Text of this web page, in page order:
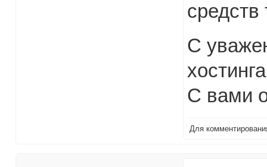
средств
С
C вами
Для